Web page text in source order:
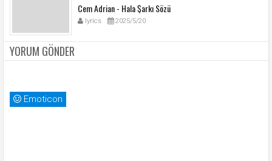
Cem Adrian - Hala Şarkı Sözü
lyrics 2025/5/20
YORUM GÖNDER
Emoticon